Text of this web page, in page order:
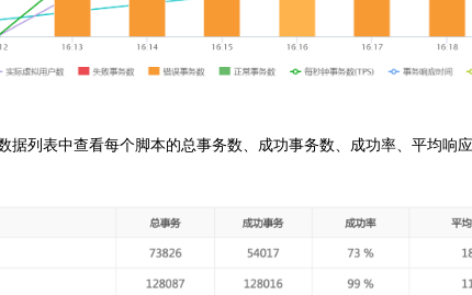
列表中查看每个脚本的总事务数、成功事务数、成功率、平均响应